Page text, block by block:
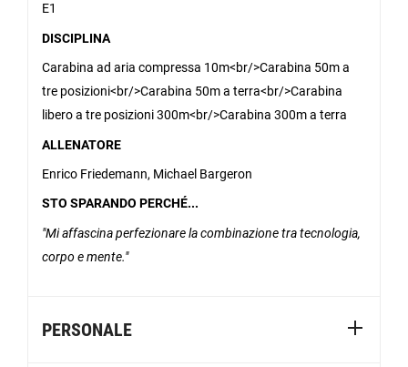
E1
DISCIPLINA
Carabina ad aria compressa 10m<br/>Carabina 50m a
tre posizioni<br/>Carabina 50m a terra<br/>Carabina
libero a tre posizioni 300m<br/>Carabina 300m a terra
ALLENATORE
Enrico Friedemann, Michael Bargeron
STO SPARANDO PERCHÉ...
Mi affascina perfezionare la combinazione tra tecnologia,
corpo e mente.
PERSONALE